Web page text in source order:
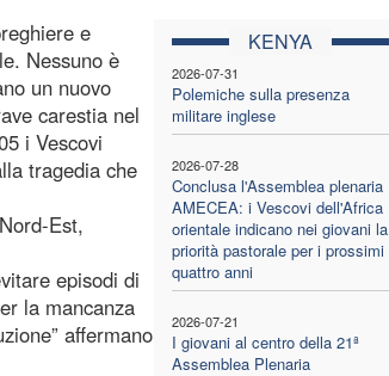
KENYA
2026-07-31
Polemiche sulla presenza
militare inglese
2026-07-28
Conclusa l'Assemblea plenaria
AMECEA: i Vescovi dell'Africa
orientale indicano nei giovani la
priorità pastorale per i prossimi
quattro anni
2026-07-21
I giovani al centro della 21ª
Assemblea Plenaria
e
Nessuno è
un nuovo
carestia nel
i Vescovi
tragedia che
Est,
episodi di
la mancanza
affermano